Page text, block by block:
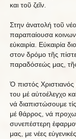
και τοῦ ζεῖν.
Στην ἀνατολή τοῦ
παραπαίουσα
εὐκαιρία. Εὐκαιρία
στον δρόμο τῆς
παραδόσεώς μας, τῆς
Ὁ πιστός Χριστιανός
του μέ αὐτοέλεγχο
νά διαπιστώσουμε
μέ θάρρος, νά
συνεπέστερη
μας, με νέες